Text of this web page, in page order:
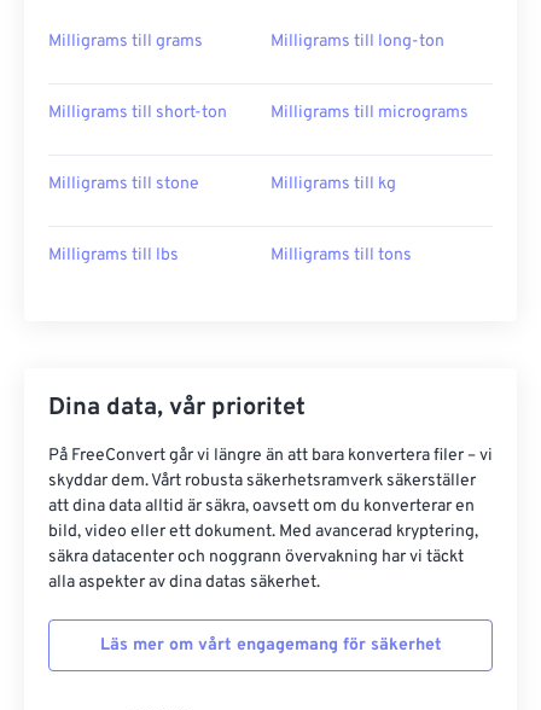
Milligrams till grams Milligrams till long-ton
Milligrams till short-ton Milligrams till micrograms
Milligrams till stone Milligrams till kg
Milligrams till lbs Milligrams till tons
Dina data, vår prioritet
På FreeConvert går vi längre än att bara konvertera filer – vi
skyddar dem. Vårt robusta säkerhetsramverk säkerställer
att dina data alltid är säkra, oavsett om du konverterar en
bild, video eller ett dokument. Med avancerad kryptering,
säkra datacenter och noggrann övervakning har vi täckt
alla aspekter av dina datas säkerhet.
Läs mer om vårt engagemang för säkerhet